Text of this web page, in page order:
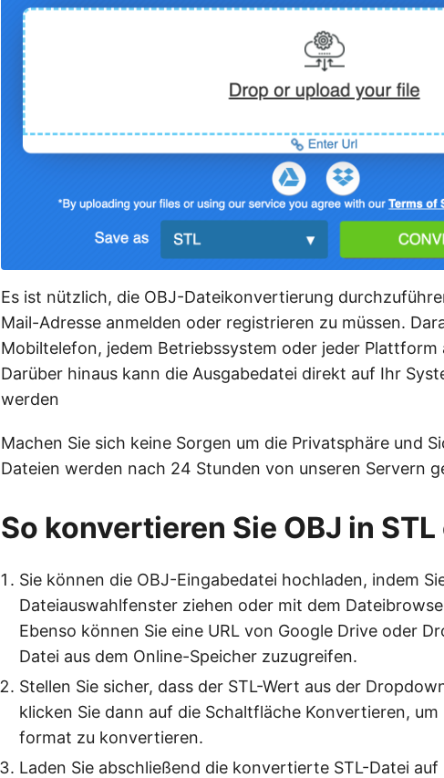
Es ist nützlich, die OBJ-Dateikonvertierung
Mail-Adresse anmelden oder registrieren zu müssen.
Mobiltelefon, jedem Betriebssystem oder jeder
Darüber hinaus kann die Ausgabedatei direkt auf Ihr
werden
Machen Sie sich keine Sorgen um die Privatsphäre und
Dateien werden nach 24 Stunden von unseren Servern
So konvertieren Sie OBJ in
Sie können die OBJ-Eingabedatei hochladen, indem
Dateiauswahlfenster ziehen oder mit dem
Ebenso können Sie eine URL von Google Drive oder
Datei aus dem Online-Speicher zuzugreifen.
Stellen Sie sicher, dass der STL-Wert aus der
klicken Sie dann auf die Schaltfläche Konvertieren, um
format zu konvertieren.
Laden Sie abschließend die konvertierte STL-Datei